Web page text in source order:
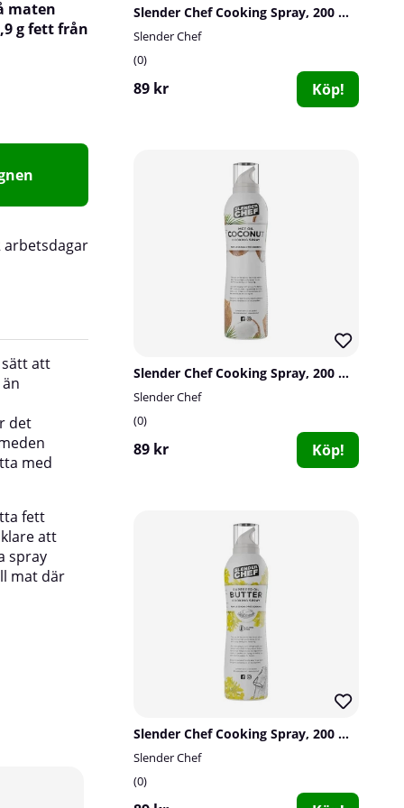
maten
g fett från
arbetsdagar
Slender Chef Cooking Spray, 200 ml (Ghee)
Slender Chef
0
89 kr Köp!
Slender Chef Cooking Spray, 200 ml, MCT Oil Coconut
Slender Chef
0
89 kr Köp!
Slender Chef Cooking Spray, 200 ml, Butter
Slender Chef
0
att
det
med
fett
att
spray
mat där
Förpackningen är trycksatt vilket underlättar
av fettet i exempelvis stekpannan. Använd
all matlagning där du annars använder
eller olja.
Ett enkelt sätt att ge god smak och stekyta
149